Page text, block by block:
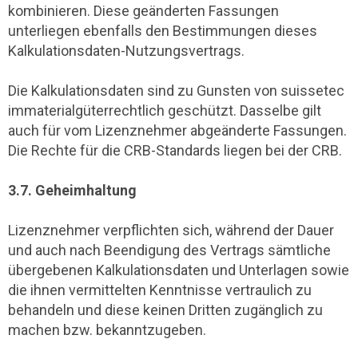
kombinieren. Diese geänderten Fassungen
unterliegen ebenfalls den Bestimmungen dieses
Kalkulationsdaten-Nutzungsvertrags.
Die Kalkulationsdaten sind zu Gunsten von suissetec
immaterialgüterrechtlich geschützt. Dasselbe gilt
auch für vom Lizenznehmer abgeänderte Fassungen.
Die Rechte für die CRB-Standards liegen bei der CRB.
3.7. Geheimhaltung
Lizenznehmer verpflichten sich, während der Dauer
und auch nach Beendigung des Vertrags sämtliche
übergebenen Kalkulationsdaten und Unterlagen sowie
die ihnen vermittelten Kenntnisse vertraulich zu
behandeln und diese keinen Dritten zugänglich zu
machen bzw. bekanntzugeben.